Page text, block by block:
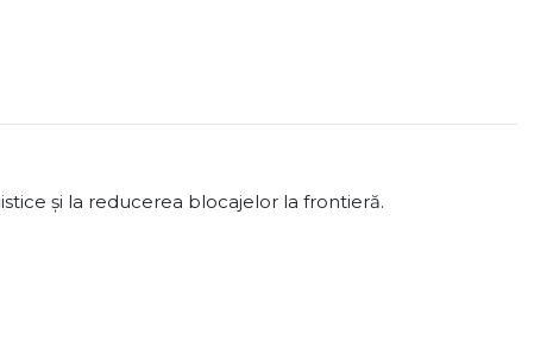
și la reducerea blocajelor la frontieră.